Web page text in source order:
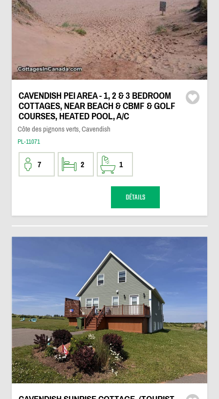
CAVENDISH PEI AREA - 1, 2 & 3 BEDROOM
COTTAGES, NEAR BEACH & CBMF & GOLF
COURSES, HEATED POOL, A/C
Côte des pignons verts, Cavendish
PL-11071
7 2 1
DÉTAILS